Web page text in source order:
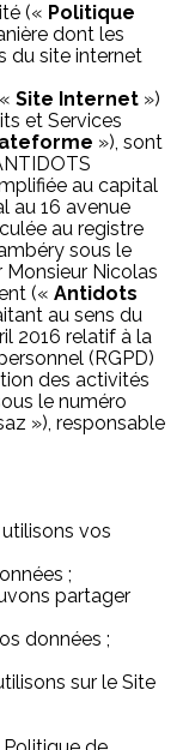
(« Politique
dont les
du site internet
Site Internet »)
et Services
»), sont
au capital
au 16 avenue
au registre
sous le
Monsieur Nicolas
(« Antidots
au sens du
2016 relatif à la
(RGPD)
des activités
le numéro
»), responsable
vos
;
partager
données ;
sur le Site